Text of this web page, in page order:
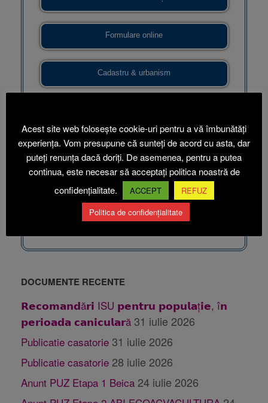
Formulare online
Cadastru & urbanism
Dispoziții de primar
Monitorul Oficial Local
DOCUMENTE RECENTE
𝗥𝗲𝗰𝗼𝗺𝗮𝗻𝗱ă𝗿𝗶 ISU 𝗽𝗲𝗻𝘁𝗿𝘂 𝗽𝗼𝗽𝘂𝗹𝗮ț𝗶𝗲, î𝗻
𝗽𝗲𝗿𝗶𝗼𝗮𝗱𝗮 𝗰𝗮𝗻𝗶𝗰𝘂𝗹𝗮𝗿ă 31 iulie 2026
Publicatie casatorie 31 iulie 2026
Publicatie casatorie 28 iulie 2026
Anunt PUZ Etapa 1 Beica 24 iulie 2026
Acest site web folosește cookie-uri pentru a vă îmbunătăți
experiența. Vom presupune că sunteți de acord cu asta, dar
puteți renunța dacă doriți. De asemenea, pentru a putea
continua, este necesar să acceptați politica noastră de
confidențialitate.
ACCEPT
REFUZ
Politica de confidențialitate